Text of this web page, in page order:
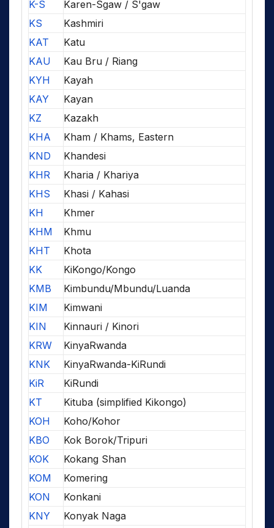
K-S
Karen-Sgaw / S'gaw
KS
Kashmiri
KAT
Katu
KAU
Kau Bru / Riang
KYH
Kayah
KAY
Kayan
KZ
Kazakh
KHA
Kham / Khams, Eastern
KND
Khandesi
KHR
Kharia / Khariya
KHS
Khasi / Kahasi
KH
Khmer
KHM
Khmu
KHT
Khota
KK
KiKongo/Kongo
KMB
Kimbundu/Mbundu/Luanda
KIM
Kimwani
KIN
Kinnauri / Kinori
KRW
KinyaRwanda
KNK
KinyaRwanda-KiRundi
KiR
KiRundi
KT
Kituba (simplified Kikongo)
KOH
Koho/Kohor
KBO
Kok Borok/Tripuri
KOK
Kokang Shan
KOM
Komering
KON
Konkani
KNY
Konyak Naga